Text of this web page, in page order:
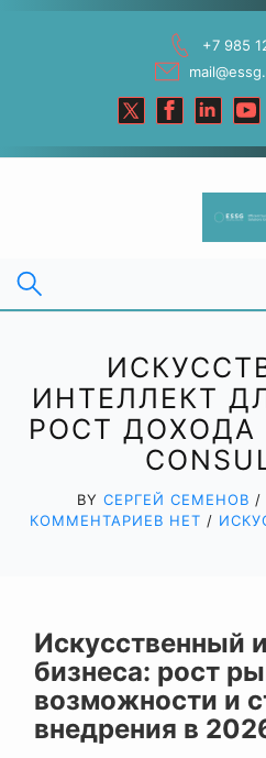
+7 985
ИНТЕЛЛЕКТ
РОСТ ДОХОДА
BY СЕРГЕЙ СЕМЕНОВ /
КОММЕНТАРИЕВ НЕТ /
Искусственный
бизнеса: рост
возможности и
внедрения в